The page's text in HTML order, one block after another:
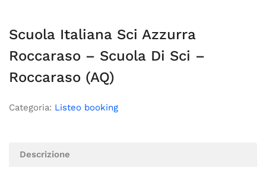
Scuola Italiana Sci Azzurra
Roccaraso – Scuola Di Sci –
Roccaraso (AQ)
Categoria: Listeo booking
Descrizione